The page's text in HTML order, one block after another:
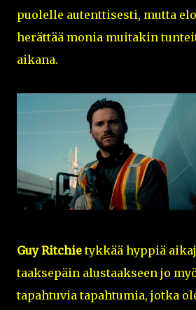
puolelle autenttisesti, mutta
herättää monia muitakin
aikana.
Guy Ritchietykkää hyppiä
taaksepäin alustaakseen jo
tapahtuvia tapahtumia, jotka